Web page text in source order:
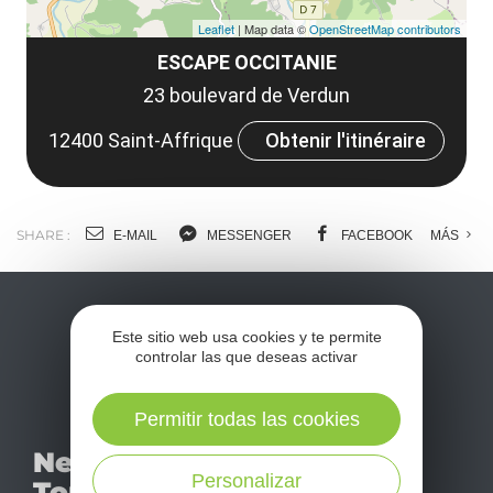
ESCAPE OCCITANIE
23 boulevard de Verdun
12400 Saint-Affrique
Obtenir l'itinéraire
Leaflet | Map data ©OpenStreetMap contributors
SHARE : E-MAIL MESSENGER FACEBOOK MÁS
Newsletter
No se pierda nuestro
mensual newsletter y
Este sitio web usa cookies y te permite
controlar las que deseas activar
Personalizar
Permitir todas las cookies